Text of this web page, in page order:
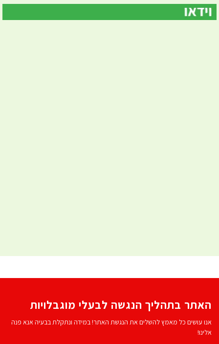
האתר בתהליך הנגשה לבעלי מוגבלויות
אנו עושים כל מאמץ להשלים את הנגשת האתר! במידה ונתקלת בבעיה אנא פנה
אלינו!